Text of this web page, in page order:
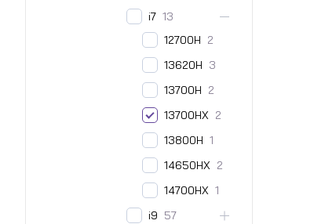
i7 13
12700H 2
13620H 3
13700H 2
13700HX 2
13800H 1
14650HX 2
14700HX 1
i9 57